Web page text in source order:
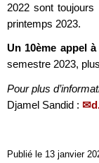
2022 sont
printemps 2023.
Un 10ème appel
semestre 2023,
Pour plus
Djamel Sandid :
Publié le 13 janvier